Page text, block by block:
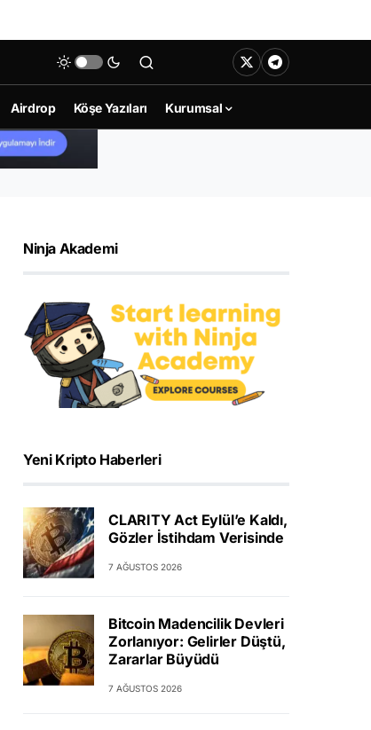
Airdrop Köşe Yazıları Kurumsal
Ninja Akademi
Yeni Kripto Haberleri
CLARITY Act Eylül’e Kaldı,
Gözler İstihdam Verisinde
7 AĞUSTOS 2026
Bitcoin Madencilik Devleri
Zorlanıyor: Gelirler Düştü,
Zararlar Büyüdü
7 AĞUSTOS 2026